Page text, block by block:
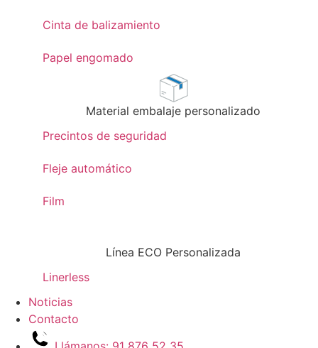
Cinta de balizamiento
Papel engomado
Material embalaje personalizado
Precintos de seguridad
Fleje automático
Film
Línea ECO Personalizada
Linerless
Noticias
Contacto